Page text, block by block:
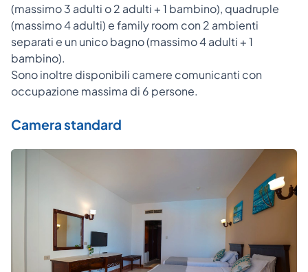
(massimo 3 adulti o 2 adulti + 1 bambino), quadruple
(massimo 4 adulti) e family room con 2 ambienti
separati e un unico bagno (massimo 4 adulti + 1
bambino).
Sono inoltre disponibili camere comunicanti con
occupazione massima di 6 persone.
Camera standard